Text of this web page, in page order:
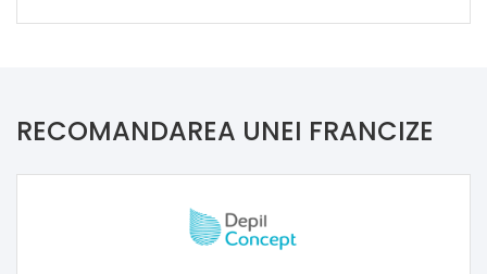
RECOMANDAREA UNEI FRANCIZE